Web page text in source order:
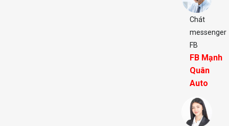
Chát
messenger
FB
FB Mạnh
Quân
Auto